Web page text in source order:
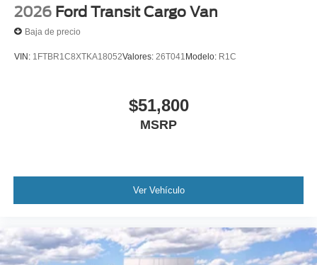
2026 Ford Transit Cargo Van
Baja de precio
VIN: 1FTBR1C8XTKA18052Valores: 26T041Modelo: R1C
$51,800
MSRP
Ver Vehículo